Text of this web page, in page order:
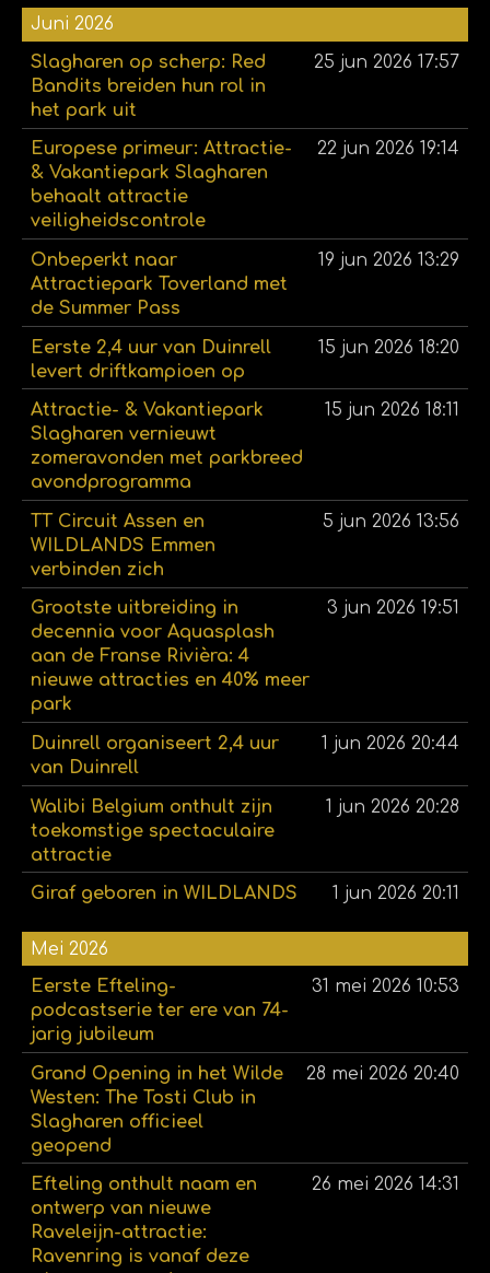
Juni 2026
Slagharen op scherp: Red
Bandits breiden hun rol in
het park uit
25 jun 2026 17:57
Europese primeur: Attractie-
& Vakantiepark Slagharen
behaalt attractie
veiligheidscontrole
22 jun 2026 19:14
Onbeperkt naar
Attractiepark Toverland met
de Summer Pass
19 jun 2026 13:29
Eerste 2,4 uur van Duinrell
levert driftkampioen op
15 jun 2026 18:20
Attractie- & Vakantiepark
Slagharen vernieuwt
zomeravonden met parkbreed
avondprogramma
15 jun 2026 18:11
TT Circuit Assen en
WILDLANDS Emmen
verbinden zich
5 jun 2026 13:56
Grootste uitbreiding in
decennia voor Aquasplash
aan de Franse Rivièra: 4
nieuwe attracties en 40% meer
park
3 jun 2026 19:51
Duinrell organiseert 2,4 uur
van Duinrell
1 jun 2026 20:44
Walibi Belgium onthult zijn
toekomstige spectaculaire
attractie
1 jun 2026 20:28
Giraf geboren in WILDLANDS 1 jun 2026 20:11
Mei 2026
Eerste Efteling-
podcastserie ter ere van 74-
jarig jubileum
31 mei 2026 10:53
Grand Opening in het Wilde
Westen: The Tosti Club in
Slagharen officieel
geopend
28 mei 2026 20:40
Efteling onthult naam en
ontwerp van nieuwe
Raveleijn-attractie:
Ravenring is vanaf deze
26 mei 2026 14:31